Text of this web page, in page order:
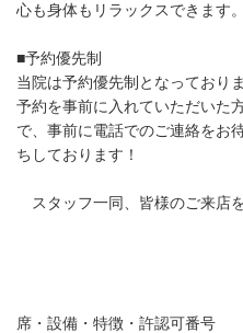
心も身体もリラックスできます。
■予約優先制
当院は予約優先制となっておりま
予約を事前に入れていただいた
で、事前に電話でのご連絡をお
ちしております！
スタッフ一同、皆様のご来店
席・設備・特徴・許認可番号